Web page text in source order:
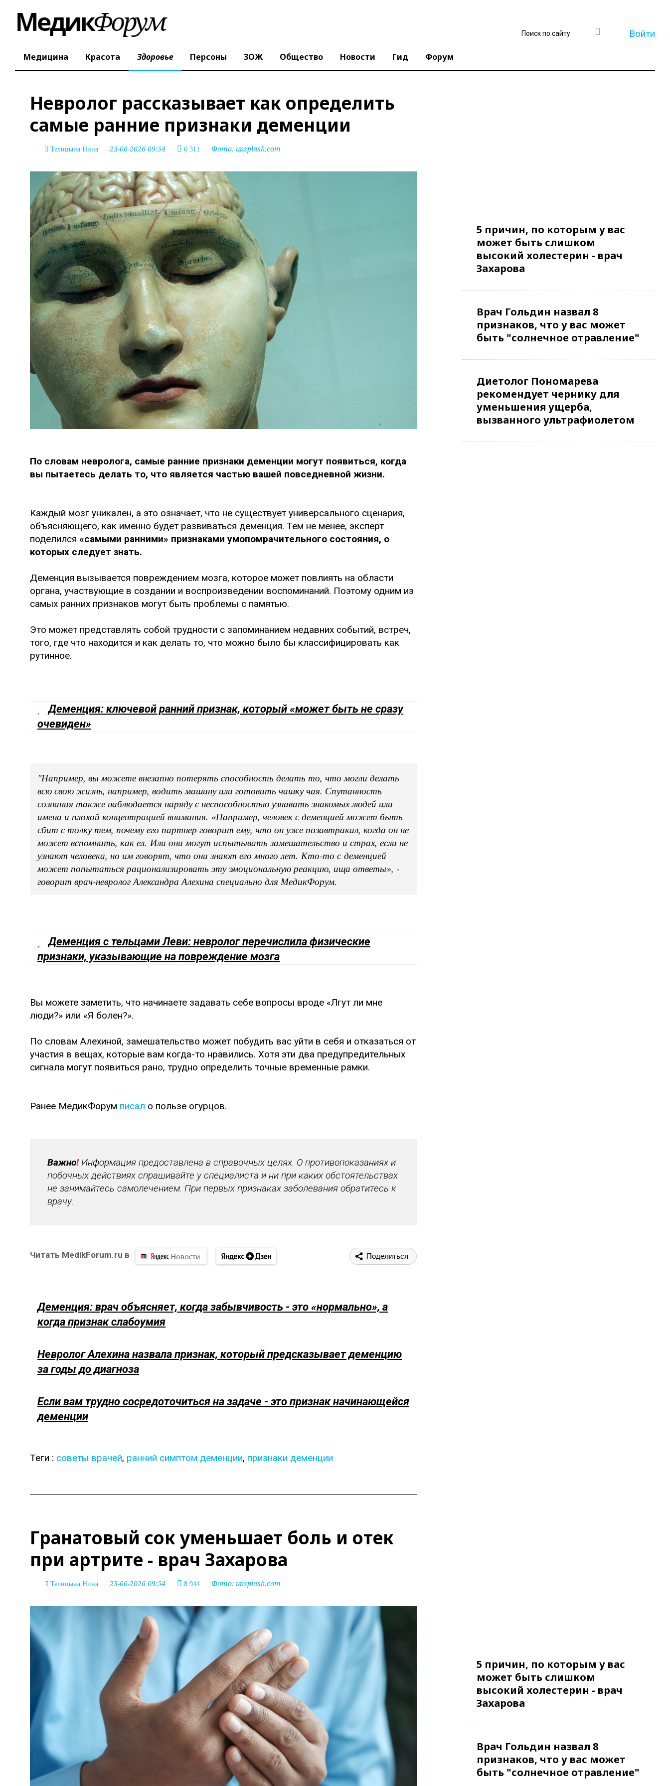
Войти
Медицина Красота Здоровье Персоны ЗОЖ Общество Новости Гид Форум
Невролог рассказывает как определить
самые ранние признаки деменции
Телицына Нина 23-06-2026 09:54 6 311 Фото: unsplash.com
По словам невролога, самые ранние признаки деменции могут появиться, когда
вы пытаетесь делать то, что является частью вашей повседневной жизни.
Каждый мозг уникален, а это означает, что не существует универсального сценария,
объясняющего, как именно будет развиваться деменция. Тем не менее, эксперт
поделился «самыми ранними» признаками умопомрачительного состояния, о
которых следует знать.
Деменция вызывается повреждением мозга, которое может повлиять на области
органа, участвующие в создании и воспроизведении воспоминаний. Поэтому одним из
самых ранних признаков могут быть проблемы с памятью.
Это может представлять собой трудности с запоминанием недавних событий, встреч,
того, где что находится и как делать то, что можно было бы классифицировать как
рутинное.
Деменция: ключевой ранний признак, который «может быть не сразу
очевиден»
"Например, вы можете внезапно потерять способность делать то, что могли делать
всю свою жизнь, например, водить машину или готовить чашку чая. Спутанность
сознания также наблюдается наряду с неспособностью узнавать знакомых людей или
имена и плохой концентрацией внимания. «Например, человек с деменцией может быть
сбит с толку тем, почему его партнер говорит ему, что он уже позавтракал, когда он не
может вспомнить, как ел. Или они могут испытывать замешательство и страх, если не
узнают человека, но им говорят, что они знают его много лет. Кто-то с деменцией
может попытаться рационализировать эту эмоциональную реакцию, ища ответы», -
говорит врач-невролог Александра Алехина специально для МедикФорум.
Деменция с тельцами Леви: невролог перечислила физические
признаки, указывающие на повреждение мозга
Вы можете заметить, что начинаете задавать себе вопросы вроде «Лгут ли мне
люди?» или «Я болен?».
По словам Алехиной, замешательство может побудить вас уйти в себя и отказаться от
участия в вещах, которые вам когда-то нравились. Хотя эти два предупредительных
сигнала могут появиться рано, трудно определить точные временные рамки.
Ранее МедикФорум писал о пользе огурцов.
Важно!Информация предоставлена в справочных целях. О противопоказаниях и
побочных действиях спрашивайте у специалиста и ни при каких обстоятельствах
не занимайтесь самолечением. При первых признаках заболевания обратитесь к
врачу.
Читать MedikForum.ru в Поделиться
Деменция: врач объясняет, когда забывчивость - это «нормально», а
когда признак слабоумия
Невролог Алехина назвала признак, который предсказывает деменцию
за годы до диагноза
Если вам трудно сосредоточиться на задаче - это признак начинающейся
деменции
Теги : советы врачей, ранний симптом деменции, признаки деменции
5 причин, по которым у вас
может быть слишком
высокий холестерин - врач
Захарова
Врач Гольдин назвал 8
признаков, что у вас может
быть "солнечное отравление"
Диетолог Пономарева
рекомендует чернику для
уменьшения ущерба,
вызванного ультрафиолетом
Гранатовый сок уменьшает боль и отек
при артрите - врач Захарова
Телицына Нина 23-06-2026 09:54 8 944 Фото: unsplash.com
5 причин, по которым у вас
может быть слишком
высокий холестерин - врач
Захарова
Врач Гольдин назвал 8
признаков, что у вас может
быть "солнечное отравление"